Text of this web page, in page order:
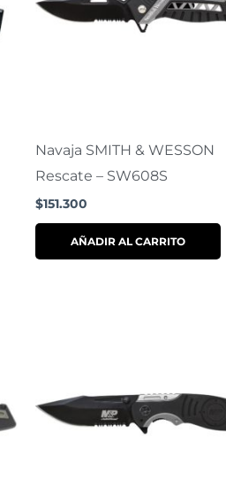
Navaja SMITH & WESSON
Rescate – SW608S
$151.300
AÑADIR AL CARRITO